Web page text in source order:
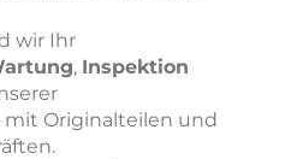
wir Ihr
, Inspektion
mit Originalteilen und